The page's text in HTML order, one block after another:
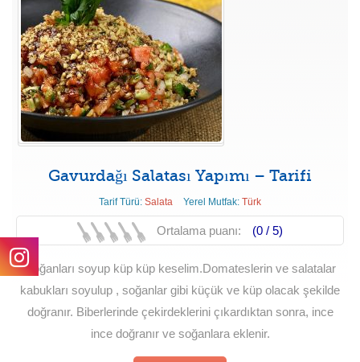
Gavurdağı Salatası Yapımı – Tarifi
Tarif Türü: Salata Yerel Mutfak: Türk
Ortalama puanı: (0 / 5)
Soğanları soyup küp küp keselim.Domateslerin ve salatalar
kabukları soyulup , soğanlar gibi küçük ve küp olacak şekilde
doğranır. Biberlerinde çekirdeklerini çıkardıktan sonra, ince
ince doğranır ve soğanlara eklenir.